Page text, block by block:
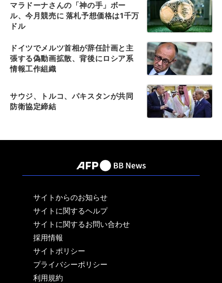
マラドーナさんの「神の手」ボー
ル、今月競売に 落札予想価格は1千万
ドル
ドイツでメルツ首相が辞任計画と主
張する偽動画拡散、背後にロシア系
情報工作組織
サウジ、トルコ、パキスタンが共同
防衛協定締結
サイトからのお知らせ
サイトに関するヘルプ
サイトに関するお問い合わせ
採用情報
サイトポリシー
プライバシーポリシー
利用規約